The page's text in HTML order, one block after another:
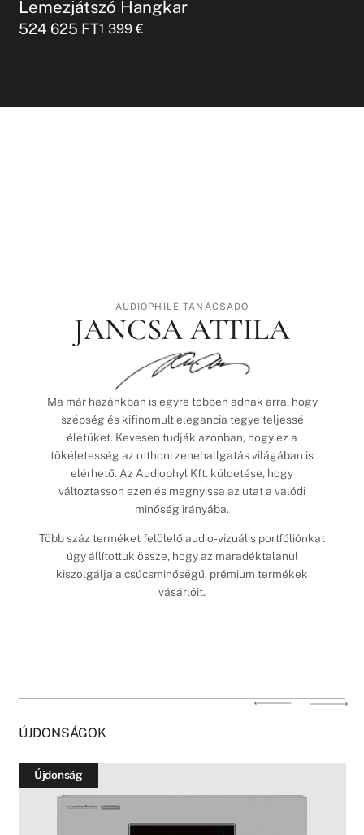
Lemezjátszó Hangkar
524 625 FT1 399€
AUDIOPHILE TANÁCSADÓ
JANCSA ATTILA
Ma már hazánkban is egyre többen adnak arra, hogy
szépség és kifinomult elegancia tegye teljessé
életüket. Kevesen tudják azonban, hogy ez a
tökéletesség az otthoni zenehallgatás világában is
elérhető. Az Audiophyl Kft. küldetése, hogy
változtasson ezen és megnyissa az utat a valódi
minőség irányába.
Több száz terméket felölelő audio-vizuális portfóliónkat
úgy állítottuk össze, hogy az maradéktalanul
kiszolgálja a csúcsminőségű, prémium termékek
vásárlóit.
ÚJDONSÁGOK
Újdonság